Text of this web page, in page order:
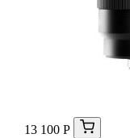
13 100 Р